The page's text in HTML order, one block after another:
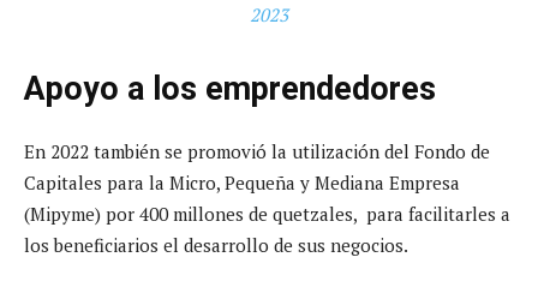
2023
Apoyo a los emprendedores
En 2022 también se promovió la utilización del Fondo de
Capitales para la Micro, Pequeña y Mediana Empresa
(Mipyme) por 400 millones de quetzales, para facilitarles a
los beneficiarios el desarrollo de sus negocios.